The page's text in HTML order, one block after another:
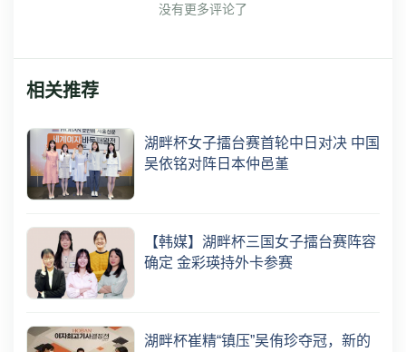
没有更多评论了
相关推荐
湖畔杯女子擂台赛首轮中日对决 中国
吴依铭对阵日本仲邑堇
【韩媒】湖畔杯三国女子擂台赛阵容
确定 金彩瑛持外卡参赛
湖畔杯崔精“镇压”吴侑珍夺冠，新的